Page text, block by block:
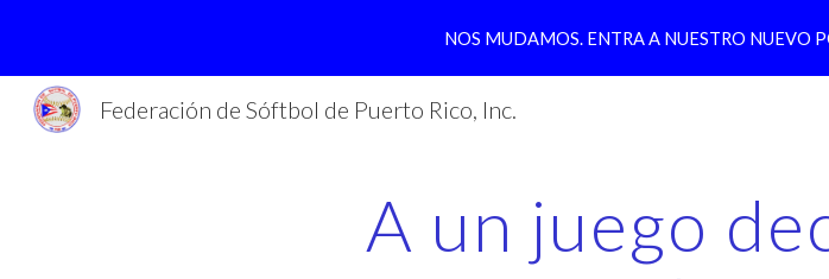
Skip to main content
NOS MUDAMOS. ENTRA A NUESTRO NUEVO
Federación de Sóftbol de Puerto Rico, Inc.
A un juego